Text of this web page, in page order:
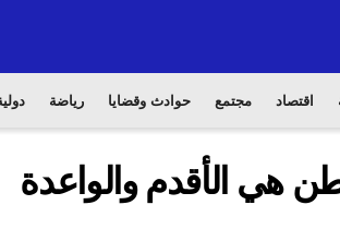
اقتصاد مجتمع حوادث وقضايا رياضة
هي الأقدم والواعدة